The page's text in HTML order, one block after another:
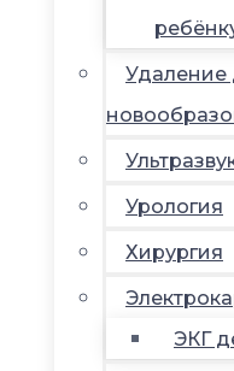
Удаление
Урология
Хирургия
ЭКГ